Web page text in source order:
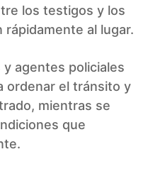
los testigos y los
al lugar.
agentes policiales
ordenar el tránsito y
mientras se
que